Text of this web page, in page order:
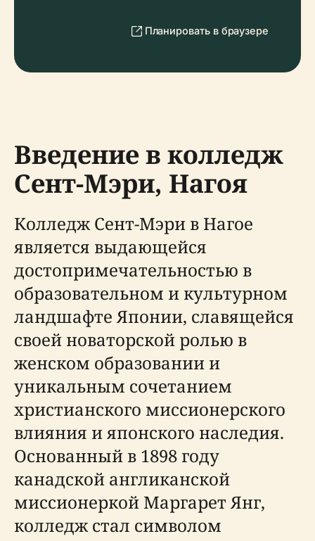
Планировать в браузере
Введение в колледж
Сент-Мэри, Нагоя
Колледж Сент-Мэри в Нагое
является выдающейся
достопримечательностью в
образовательном и культурном
ландшафте Японии, славящейся
своей новаторской ролью в
женском образовании и
уникальным сочетанием
христианского миссионерского
влияния и японского наследия.
Основанный в 1898 году
канадской англиканской
миссионеркой Маргарет Янг,
колледж стал символом